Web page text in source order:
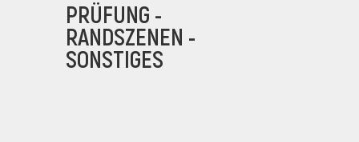
PRÜFUNG -
RANDSZENEN -
SONSTIGES